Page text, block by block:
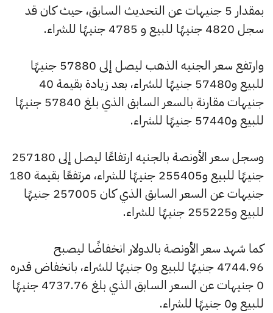
بمقدار 5 جنيهات عن التحديث السابق، حيث كان قد
سجل 4820 جنيهًا للبيع و 4785 جنيهًا للشراء.
وارتفع سعر الجنيه الذهب ليصل إلى 57880 جنيهًا
للبيع و57480 جنيهًا للشراء، بعد زيادة بقيمة 40
جنيهات مقارنة بالسعر السابق الذي بلغ 57840 جنيهًا
للبيع و57440 جنيهًا للشراء.
وسجل سعر الأونصة بالجنيه ارتفاعًا ليصل إلى 257180
جنيهًا للبيع و255405 جنيهًا للشراء، مرتفعًا بقيمة 180
جنيهات عن السعر السابق الذي كان 257005 جنيهًا
للبيع و255225 جنيهًا للشراء.
كما شهد سعر الأونصة بالدولار انخفاضًا ليصبح
4744.96 جنيهًا للبيع و0 جنيهًا للشراء، بانخفاض قدره
0 جنيهات عن السعر السابق الذي بلغ 4737.76 جنيهًا
للبيع و0 جنيهًا للشراء.